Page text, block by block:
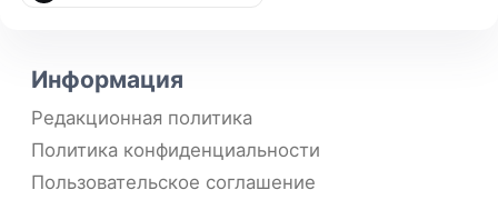
Информация
Редакционная политика
Политика конфиденциальности
Пользовательское соглашение